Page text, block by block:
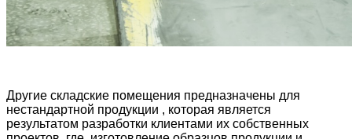
Другие складские помещения предназначены для
нестандартной продукции , которая является
результатом разработки клиентами их собственных